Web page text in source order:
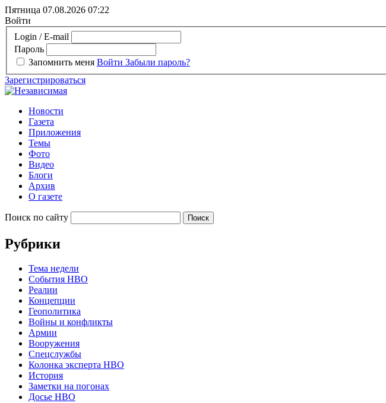
Пятница 07.08.2026 07:22
Войти
Login / E-mail
Пароль
Запомнить меня Войти Забыли пароль?
Зарегистрироваться
Новости
Газета
Приложения
Темы
Фото
Видео
Блоги
Архив
О газете
Поиск по сайту
Рубрики
Тема недели
События НВО
Реалии
Концепции
Геополитика
Войны и конфликты
Армии
Вооружения
Спецслужбы
Колонка эксперта НВО
История
Заметки на погонах
Досье НВО